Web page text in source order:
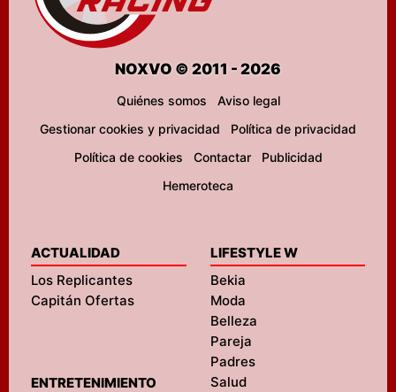
NOXVO © 2011 - 2026
Quiénes somos
Aviso legal
Gestionar cookies y privacidad
Política de privacidad
Política de cookies
Contactar
Publicidad
Hemeroteca
ACTUALIDAD
Los Replicantes
Capitán Ofertas
ENTRETENIMIENTO
LIFESTYLE W
Bekia
Moda
Belleza
Pareja
Padres
Salud